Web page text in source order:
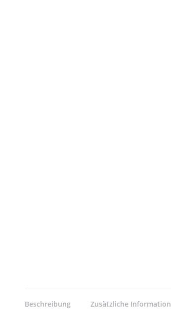
Beschreibung Zusätzliche Information